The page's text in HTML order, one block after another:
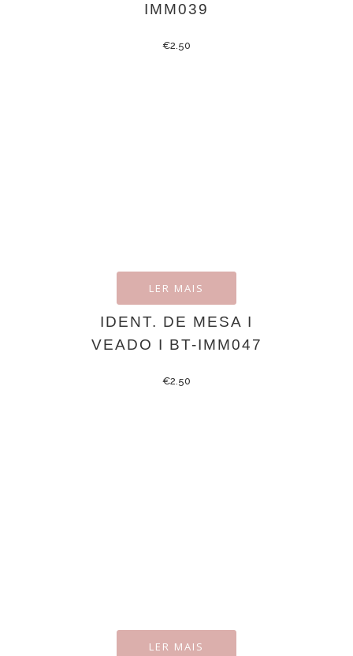
IMM039
€2.50
LER MAIS
IDENT. DE MESA I
VEADO I BT-IMM047
€2.50
LER MAIS